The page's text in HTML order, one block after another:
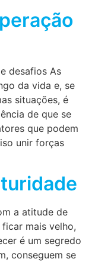
desafios As
da vida e, se
situações, é
de que se
que podem
unir forças
a atitude de
mais velho,
é um segredo
conseguem se